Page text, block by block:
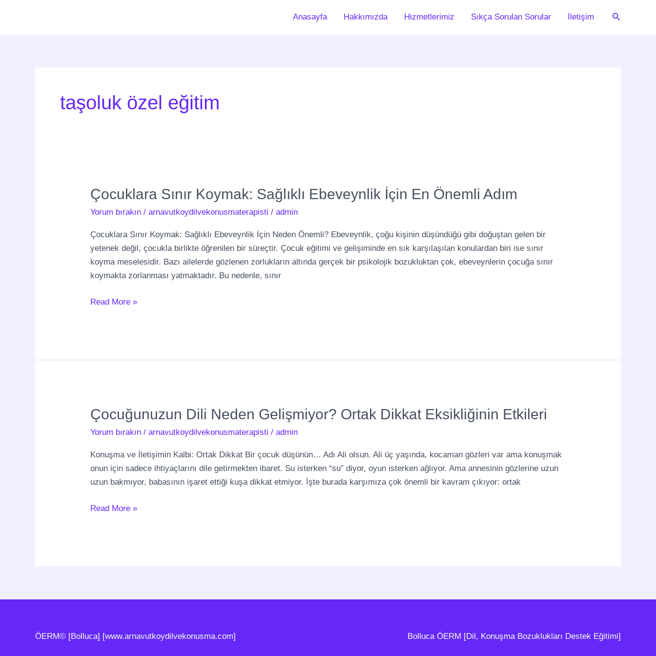
Anasayfa Hakkımızda Hizmetlerimiz Sıkça Sorulan Sorular İletişim Arama
taşoluk özel eğitim
Çocuklara Sınır Koymak: Sağlıklı Ebeveynlik İçin En Önemli Adım
Yorum bırakın /arnavutkoydilvekonusmaterapisti /admin
Çocuklara Sınır Koymak: Sağlıklı Ebeveynlik İçin Neden Önemli? Ebeveynlik, çoğu kişinin düşündüğü gibi doğuştan gelen bir
yetenek değil, çocukla birlikte öğrenilen bir süreçtir. Çocuk eğitimi ve gelişiminde en sık karşılaşılan konulardan biri ise sınır
koyma meselesidir. Bazı ailelerde gözlenen zorlukların altında gerçek bir psikolojik bozukluktan çok, ebeveynlerin çocuğa sınır
koymakta zorlanması yatmaktadır. Bu nedenle, sınır
Çocuklara
Sınır
Koymak:
Sağlıklı
Ebeveynlik
İçin
En
Adım
Read More »
Çocuğunuzun Dili Neden Gelişmiyor? Ortak Dikkat Eksikliğinin Etkileri
Yorum bırakın /arnavutkoydilvekonusmaterapisti /admin
Konuşma ve İletişimin Kalbi: Ortak Dikkat Bir çocuk düşünün… Adı Ali olsun. Ali üç yaşında, kocaman gözleri var ama konuşmak
onun için sadece ihtiyaçlarını dile getirmekten ibaret. Su isterken “su” diyor, oyun isterken ağlıyor. Ama annesinin gözlerine uzun
uzun bakmıyor, babasının işaret ettiği kuşa dikkat etmiyor. İşte burada karşımıza çok önemli bir kavram çıkıyor: ortak
Çocuğunuzun
Dili
Neden
Gelişmiyor?
Ortak
Dikkat
Etkileri
Read More »
ÖERM© [Bolluca] [www.arnavutkoydilvekonusma.com] Bolluca ÖERM [Dil, Konuşma Bozuklukları Destek Eğitimi]